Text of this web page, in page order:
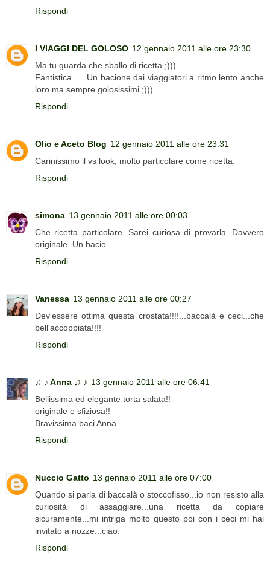
Rispondi
I VIAGGI DEL GOLOSO 12 gennaio 2011 alle ore 23:30
Ma tu guarda che sballo di ricetta ;)))
Fantistica .... Un bacione dai viaggiatori a ritmo lento anche
loro ma sempre golosissimi ;)))
Rispondi
Olio e Aceto Blog 12 gennaio 2011 alle ore 23:31
Carinissimo il vs look, molto particolare come ricetta.
Rispondi
simona 13 gennaio 2011 alle ore 00:03
Che ricetta particolare. Sarei curiosa di provarla. Davvero
originale. Un bacio
Rispondi
Vanessa 13 gennaio 2011 alle ore 00:27
Dev'essere ottima questa crostata!!!!...baccalà e ceci...che
bell'accoppiata!!!!
Rispondi
♫ ♪ Anna ♫ ♪ 13 gennaio 2011 alle ore 06:41
Bellissima ed elegante torta salata!!
originale e sfiziosa!!
Bravissima baci Anna
Rispondi
Nuccio Gatto 13 gennaio 2011 alle ore 07:00
Quando si parla di baccalà o stoccofisso...io non resisto alla
curiosità di assaggiare...una ricetta da copiare
sicuramente...mi intriga molto questo poi con i ceci mi hai
invitato a nozze...ciao.
Rispondi